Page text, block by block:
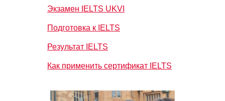
Экзамен IELTS UKVI
Подготовка к IELTS
Результат IELTS
Как применить сертификат IELTS